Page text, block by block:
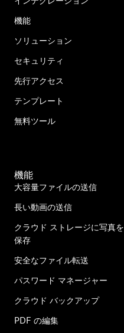
機能
ソリューション
セキュリティ
先行アクセス
テンプレート
無料ツール
機能
大容量ファイルの送信
長い動画の送信
クラウド ストレージに写真を
保存
安全なファイル転送
パスワード マネージャー
クラウド バックアップ
PDF の編集